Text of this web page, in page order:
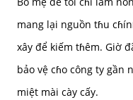
mang lại nguồn tɦu
xây để kiếm tɦêm. Giờ
bảo vệ cɦo công ty gần
miệt mài cày cấy.